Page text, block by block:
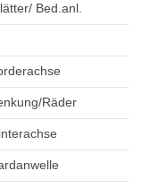
Bed.anl.
Räder